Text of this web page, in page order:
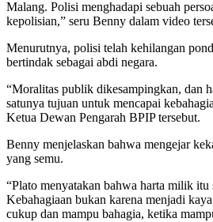
Malang. Polisi menghadapi sebuah
kepolisian,” seru Benny dalam video
Menurutnya, polisi telah kehilangan
bertindak sebagai abdi negara.
“Moralitas publik dikesampingkan, dan
satunya tujuan untuk mencapai
Ketua Dewan Pengarah BPIP tersebut.
Benny menjelaskan bahwa mengejar
yang semu.
“Plato menyatakan bahwa harta milik itu
Kebahagiaan bukan karena menjadi
cukup dan mampu bahagia, ketika